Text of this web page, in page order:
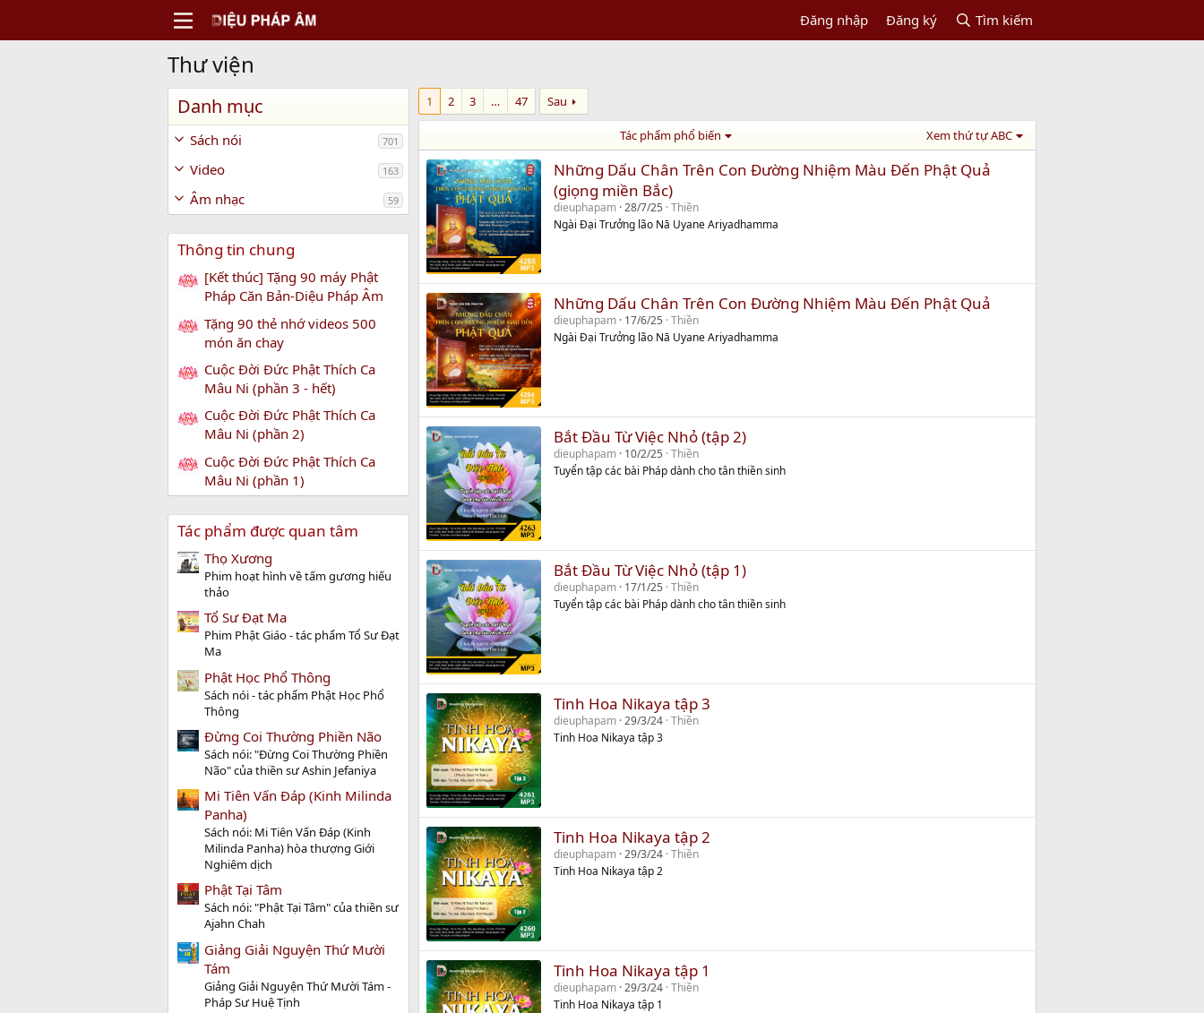
Đăng nhập Đăng ký Tìm kiếm
Thư viện
Danh mục
Sách nói 701
Video 163
Âm nhạc 59
Thông tin chung
[Kết thúc] Tặng 90 máy Phật
Pháp Căn Bản-Diệu Pháp Âm
Tặng 90 thẻ nhớ videos 500
món ăn chay
Cuộc Đời Đức Phật Thích Ca
Mâu Ni (phần 3 - hết)
Cuộc Đời Đức Phật Thích Ca
Mâu Ni (phần 2)
Cuộc Đời Đức Phật Thích Ca
Mâu Ni (phần 1)
Tác phẩm được quan tâm
Thọ Xương
Phim hoạt hình về tấm gương hiếu
thảo
Tổ Sư Đạt Ma
Phim Phật Giáo - tác phẩm Tổ Sư Đạt
Ma
Phật Học Phổ Thông
Sách nói - tác phẩm Phật Học Phổ
Thông
Đừng Coi Thường Phiền Não
Sách nói: "Đừng Coi Thường Phiền
Não" của thiền sư Ashin Jefaniya
Mi Tiên Vấn Ðáp (Kinh Milinda
Panha)
Sách nói: Mi Tiên Vấn Ðáp (Kinh
Milinda Panha) hòa thượng Giới
Nghiêm dịch
Phật Tại Tâm
Sách nói: "Phật Tại Tâm" của thiền sư
Ajahn Chah
Giảng Giải Nguyện Thứ Mười
Tám
Giảng Giải Nguyện Thứ Mười Tám -
Pháp Sư Huệ Tịnh
1 2 3 … 47 Sau
Tác phẩm phổ biến Xem thứ tự ABC
Những Dấu Chân Trên Con Đường Nhiệm Màu Đến Phật Quả
(giọng miền Bắc)
dieuphapam 28/7/25 Thiền
Ngài Đại Trưởng lão Nā Uyane Ariyadhamma
Những Dấu Chân Trên Con Đường Nhiệm Màu Đến Phật Quả
dieuphapam 17/6/25 Thiền
Ngài Đại Trưởng lão Nā Uyane Ariyadhamma
Bắt Đầu Từ Việc Nhỏ (tập 2)
dieuphapam 10/2/25 Thiền
Tuyển tập các bài Pháp dành cho tân thiền sinh
Bắt Đầu Từ Việc Nhỏ (tập 1)
dieuphapam 17/1/25 Thiền
Tuyển tập các bài Pháp dành cho tân thiền sinh
Tinh Hoa Nikaya tập 3
dieuphapam 29/3/24 Thiền
Tinh Hoa Nikaya tập 3
Tinh Hoa Nikaya tập 2
dieuphapam 29/3/24 Thiền
Tinh Hoa Nikaya tập 2
Tinh Hoa Nikaya tập 1
dieuphapam 29/3/24 Thiền
Tinh Hoa Nikaya tập 1